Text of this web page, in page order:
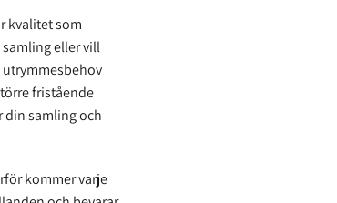
kvalitet som
eller vill
fristående
din samling och
kommer varje